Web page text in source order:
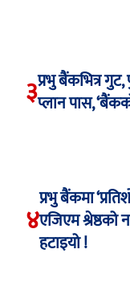
३प्रभु बैंकभित्र
प्लान पास,
४
प्रभु बैंकमा
एजिएम श्रेष्ठको
हटाइयो !